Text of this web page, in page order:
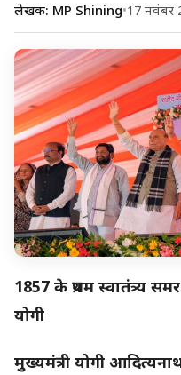
लेखक: MP Shining•17 नवंबर
1857 के प्रथम स्वातंत्र्य
योगी
मुख्यमंत्री योगी